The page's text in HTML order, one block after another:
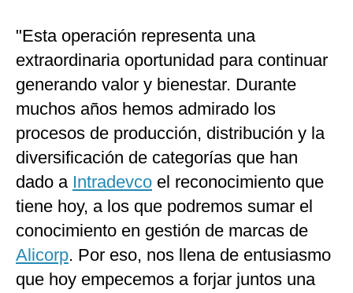
"Esta operación representa una
extraordinaria oportunidad para continuar
generando valor y bienestar. Durante
muchos años hemos admirado los
procesos de producción, distribución y la
diversificación de categorías que han
dado a Intradevco el reconocimiento que
tiene hoy, a los que podremos sumar el
conocimiento en gestión de marcas de
Alicorp. Por eso, nos llena de entusiasmo
que hoy empecemos a forjar juntos una